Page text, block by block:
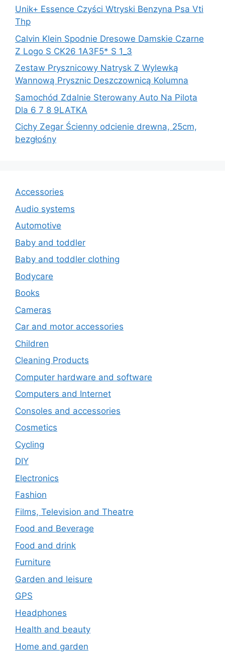
Unik+ Essence Czyści Wtryski Benzyna Psa Vti
Thp
Calvin Klein Spodnie Dresowe Damskie Czarne
Z Logo S CK26 1A3F5* S 1_3
Zestaw Prysznicowy Natrysk Z Wylewką
Wannową Prysznic Deszczownicą Kolumna
Samochód Zdalnie Sterowany Auto Na Pilota
Dla 6 7 8 9LATKA
Cichy Zegar Ścienny odcienie drewna, 25cm,
bezgłośny
Accessories
Audio systems
Automotive
Baby and toddler
Baby and toddler clothing
Bodycare
Books
Cameras
Car and motor accessories
Children
Cleaning Products
Computer hardware and software
Computers and Internet
Consoles and accessories
Cosmetics
Cycling
DIY
Electronics
Fashion
Films, Television and Theatre
Food and Beverage
Food and drink
Furniture
Garden and leisure
GPS
Headphones
Health and beauty
Home and garden